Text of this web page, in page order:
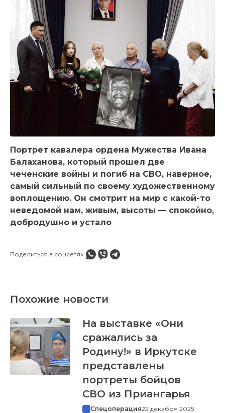
Портрет кавалера ордена Мужества Ивана
Балаханова, который прошел две
чеченские войны и погиб на СВО, наверное,
самый сильный по своему художественному
воплощению. Он смотрит на мир с какой-то
неведомой нам, живым, высоты — спокойно,
добродушно и устало
Поделиться в соцсетях:
Похожие новости
На выставке «Они
сражались за
Родину!» в Иркутске
представлены
портреты бойцов
СВО из Приангарья
Спецоперация22 декабря 2025